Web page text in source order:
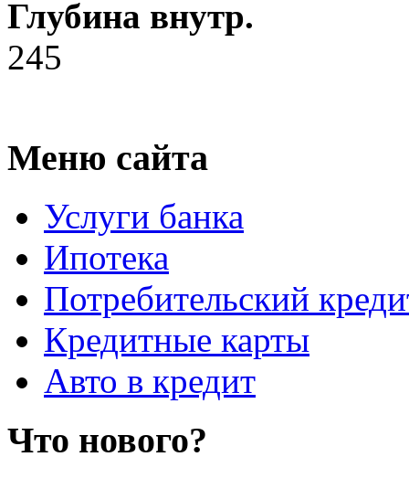
Глубина внутр.
245
Меню сайта
Услуги банка
Ипотека
Потребительский
Кредитные карты
Авто в кредит
Что нового?